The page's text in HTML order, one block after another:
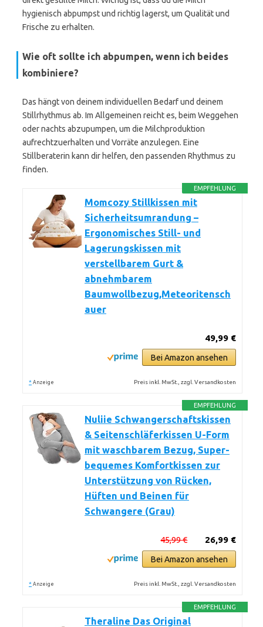
hygienisch abpumpst und richtig lagerst, um Qualität und
Frische zu erhalten.
Wie oft sollte ich abpumpen, wenn ich beides
kombiniere?
Das hängt von deinem individuellen Bedarf und deinem
Stillrhythmus ab. Im Allgemeinen reicht es, beim Weggehen
oder nachts abzupumpen, um die Milchproduktion
aufrechtzuerhalten und Vorräte anzulegen. Eine
Stillberaterin kann dir helfen, den passenden Rhythmus zu
finden.
EMPFEHLUNG
Momcozy Stillkissen mit
Sicherheitsumrandung –
Ergonomisches Still- und
Lagerungskissen mit
verstellbarem Gurt &
abnehmbarem
Baumwollbezug,Meteoritensch
auer
49,99 €
Bei Amazon ansehen
* Anzeige Preis inkl. MwSt., zzgl. Versandkosten
EMPFEHLUNG
Nuliie Schwangerschaftskissen
& Seitenschläferkissen U-Form
mit waschbarem Bezug, Super-
bequemes Komfortkissen zur
Unterstützung von Rücken,
Hüften und Beinen für
Schwangere (Grau)
26,99 €
45,99 €
Bei Amazon ansehen
* Anzeige Preis inkl. MwSt., zzgl. Versandkosten
EMPFEHLUNG
Theraline Das Original